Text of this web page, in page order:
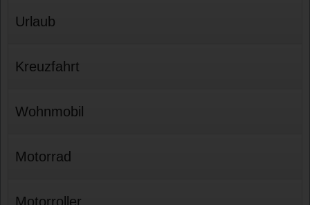
Urlaub
Kreuzfahrt
Wohnmobil
Motorrad
Motorroller